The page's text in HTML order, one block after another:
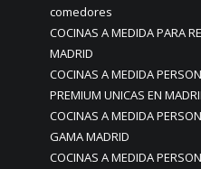
comedores
COCINAS A MEDIDA PARA
MADRID
COCINAS A MEDIDA
PREMIUM UNICAS EN
COCINAS A MEDIDA
GAMA MADRID
COCINAS A MEDIDA